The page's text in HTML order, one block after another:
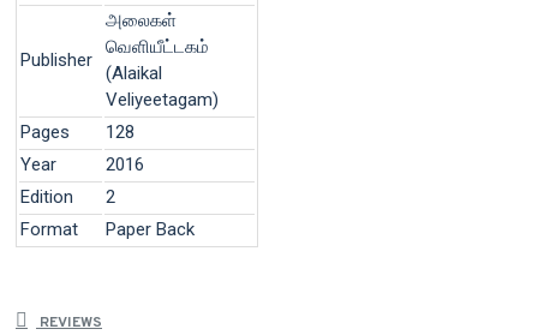
Publisher
அலைகள்
வெளியீட்டகம்
(Alaikal
Veliyeetagam)
Pages
128
Year
2016
Edition
2
Format
Paper Back
REVIEWS